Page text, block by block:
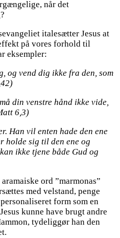
når det
italesætter Jesus at
på vores forhold til
eksempler:
og vend dig ikke fra den, som
din venstre hånd ikke vide,
6,3)
Han vil enten hade den ene
holde sig til den ene og
ikke tjene både Gud og
ord ”marmonas”
med velstand, penge
form som en
kunne have brugt andre
tydeliggør han den